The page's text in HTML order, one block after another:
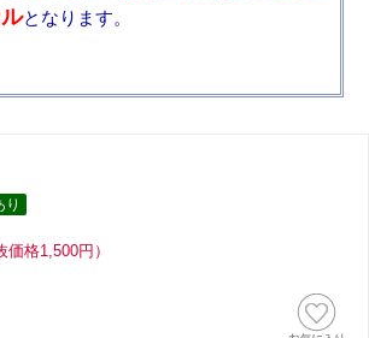
となります。
り
価格1,500円）